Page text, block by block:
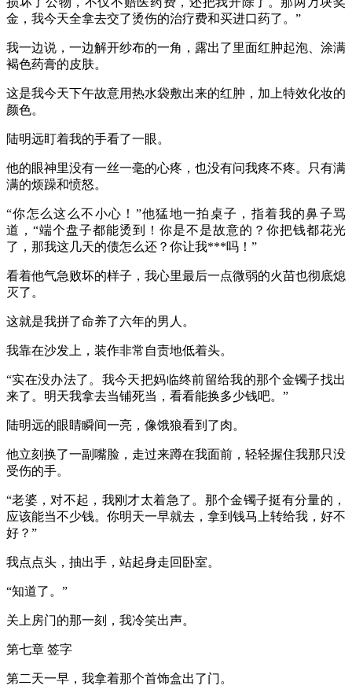
金，我今天全拿去交了烫伤的治疗费和买进口药了。”
我一边说，一边解开纱布的一角，露出了里面红肿起泡、涂满
褐色药膏的皮肤。
这是我今天下午故意用热水袋敷出来的红肿，加上特效化妆的
颜色。
陆明远盯着我的手看了一眼。
他的眼神里没有一丝一毫的心疼，也没有问我疼不疼。只有满
满的烦躁和愤怒。
“你怎么这么不小心！”他猛地一拍桌子，指着我的鼻子骂
道，“端个盘子都能烫到！你是不是故意的？你把钱都花光
了，那我这几天的债怎么还？你让我***吗！”
看着他气急败坏的样子，我心里最后一点微弱的火苗也彻底熄
灭了。
这就是我拼了命养了六年的男人。
我靠在沙发上，装作非常自责地低着头。
“实在没办法了。我今天把妈临终前留给我的那个金镯子找出
来了。明天我拿去当铺死当，看看能换多少钱吧。”
陆明远的眼睛瞬间一亮，像饿狼看到了肉。
他立刻换了一副嘴脸，走过来蹲在我面前，轻轻握住我那只没
受伤的手。
“老婆，对不起，我刚才太着急了。那个金镯子挺有分量的，
应该能当不少钱。你明天一早就去，拿到钱马上转给我，好不
好？”
我点点头，抽出手，站起身走回卧室。
“知道了。”
关上房门的那一刻，我冷笑出声。
第七章 签字
第二天一早，我拿着那个首饰盒出了门。